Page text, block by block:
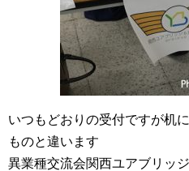
いつもどおりの受付ですが机
ものと違います
異業種交流会関西ユアブリッ